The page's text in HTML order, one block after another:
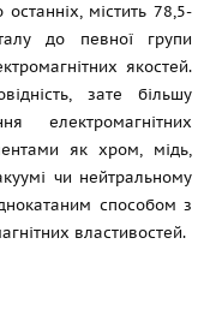
містить 78,5-
до певної групи
якостей.
зате більшу
електромагнітних
як хром, мідь,
чи нейтральному
способом з
властивостей.